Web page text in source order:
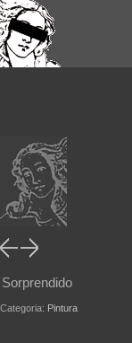
Sorprendido
Categoria: Pintura